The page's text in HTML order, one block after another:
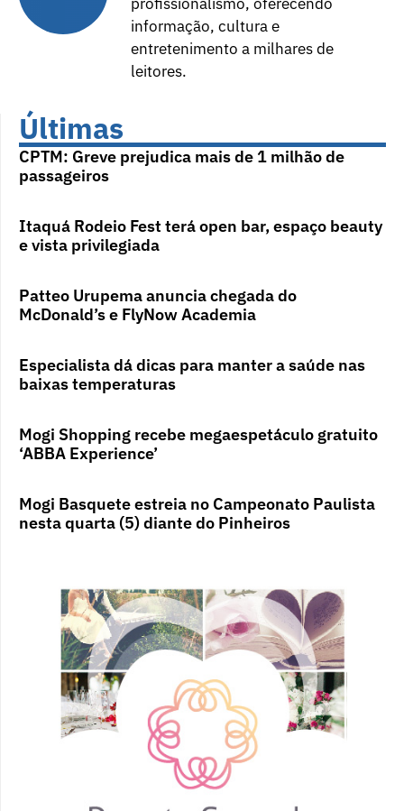
informação, cultura e
entretenimento a milhares de
leitores.
Últimas
CPTM: Greve prejudica mais de 1 milhão de
passageiros
Itaquá Rodeio Fest terá open bar, espaço beauty
e vista privilegiada
Patteo Urupema anuncia chegada do
McDonald’s e FlyNow Academia
Especialista dá dicas para manter a saúde nas
baixas temperaturas
Mogi Shopping recebe megaespetáculo gratuito
‘ABBA Experience’
Mogi Basquete estreia no Campeonato Paulista
nesta quarta (5) diante do Pinheiros